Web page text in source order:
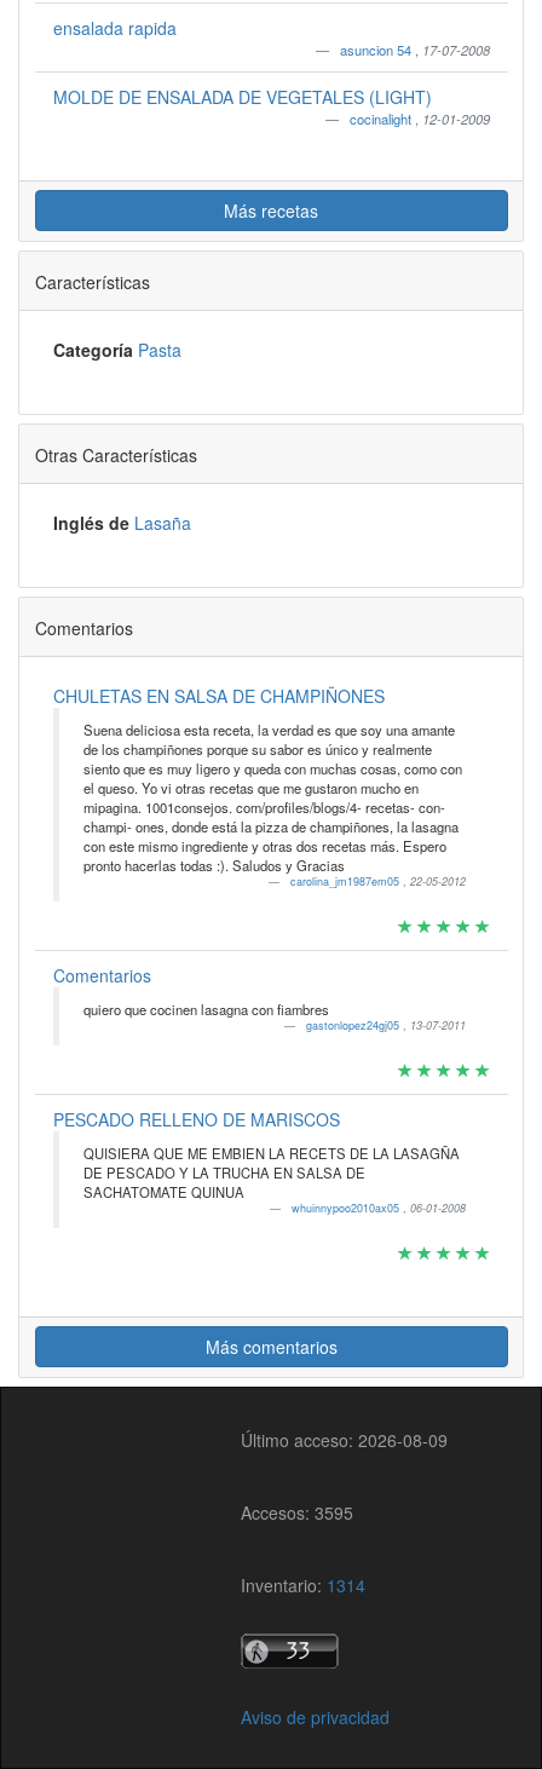
ensalada rapida
asuncion 54 17-07-2008
MOLDE DE ENSALADA DE VEGETALES (LIGHT)
cocinalight 12-01-2009
Más recetas
Características
Categoría Pasta
Otras Características
Inglés de Lasaña
Comentarios
CHULETAS EN SALSA DE CHAMPIÑONES
Suena deliciosa esta receta, la verdad es que soy una amante
de los champiñones porque su sabor es único y realmente
siento que es muy ligero y queda con muchas cosas, como con
el queso. Yo vi otras recetas que me gustaron mucho en
mipagina. 1001consejos. com/profiles/blogs/4- recetas- con-
champi- ones, donde está la pizza de champiñones, la lasagna
con este mismo ingrediente y otras dos recetas más. Espero
pronto hacerlas todas :). Saludos y Gracias
carolina_jm1987em05 , 22-05-2012
Comentarios
quiero que cocinen lasagna con fiambres
gastonlopez24gj05 , 13-07-2011
PESCADO RELLENO DE MARISCOS
QUISIERA QUE ME EMBIEN LA RECETS DE LA LASAGÑA
DE PESCADO Y LA TRUCHA EN SALSA DE
SACHATOMATE QUINUA
whuinnypoo2010ax05 , 06-01-2008
Más comentarios
Último acceso: 2026-08-09
Accesos: 3595
Inventario: 1314
Aviso de privacidad